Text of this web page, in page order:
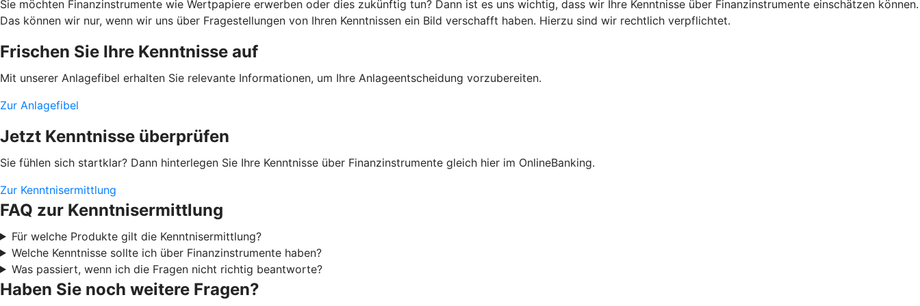
Sie möchten Finanzinstrumente wie Wertpapiere erwerben oder dies zukünftig tun? Dann ist es uns wichtig, dass wir Ihre Kenntnisse über Finanzinstrumente einschätzen können.
Das können wir nur, wenn wir uns über Fragestellungen von Ihren Kenntnissen ein Bild verschafft haben. Hierzu sind wir rechtlich verpflichtet.
Frischen Sie Ihre Kenntnisse auf
Mit unserer Anlagefibel erhalten Sie relevante Informationen, um Ihre Anlageentscheidung vorzubereiten.
Zur Anlagefibel
Jetzt Kenntnisse überprüfen
Sie fühlen sich startklar? Dann hinterlegen Sie Ihre Kenntnisse über Finanzinstrumente gleich hier im OnlineBanking.
Zur Kenntnisermittlung
FAQ zur Kenntnisermittlung
Für welche Produkte gilt die Kenntnisermittlung?
Welche Kenntnisse sollte ich über Finanzinstrumente haben?
Was passiert, wenn ich die Fragen nicht richtig beantworte?
Haben Sie noch weitere Fragen?